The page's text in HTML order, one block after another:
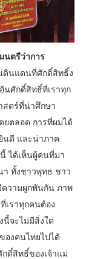
นตรีว่าการ
ดินแดนที่ศักดิ์สิทธิ์ง
นศักดิ์สิทธิ์ที่เราทุก
สตร์ที่น่าศึกษา
ยตลอด การที่ผมได้
นดี และน่าภาค
ได้เห็นผู้คนที่มา
า ทั้งชาวพุทธ ชาว
วามผูกพันกัน ภาพ
เราทุกคนต้อง
จะไม่มีสิ่งใด
องคนไทยไปได้
ดิ์สิทธิ์ของเจ้าแม่